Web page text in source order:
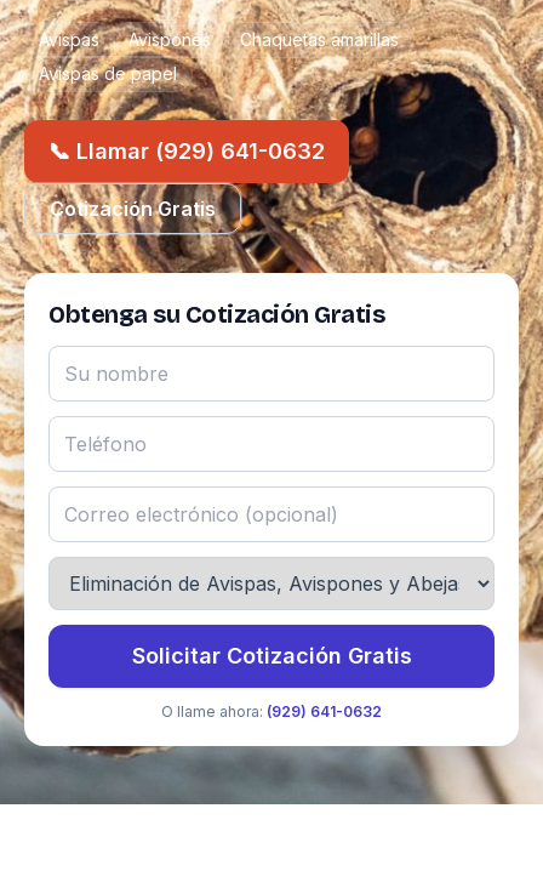
Avispas Avispones
Chaquetas amarillas
Avispas de papel
📞 Llamar (929) 641-0632
Cotización Gratis
Obtenga su Cotización Gratis
Solicitar Cotización Gratis
O llame ahora: (929) 641-0632